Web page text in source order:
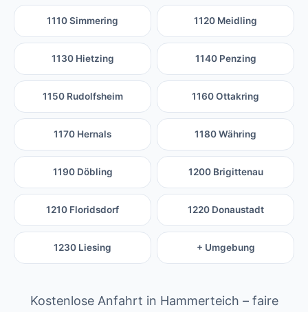
1110 Simmering 1120 Meidling
1130 Hietzing 1140 Penzing
1150 Rudolfsheim 1160 Ottakring
1170 Hernals 1180 Währing
1190 Döbling 1200 Brigittenau
1210 Floridsdorf 1220 Donaustadt
1230 Liesing + Umgebung
Kostenlose Anfahrt in Hammerteich – faire